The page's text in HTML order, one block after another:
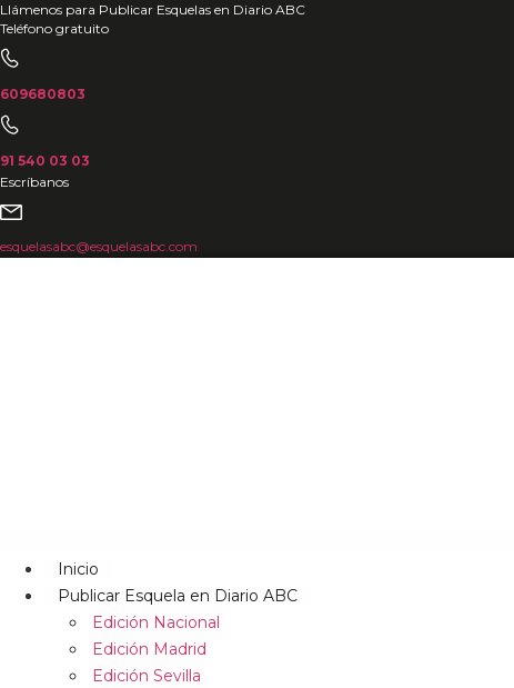
Ir
al
contenido
Llámenos para Publicar Esquelas en Diario ABC
Teléfono gratuito
609680803
91 540 03 03
Escríbanos
esquelasabc@esquelasabc.com
Inicio
Publicar Esquela en Diario ABC
Edición Nacional
Edición Madrid
Edición Sevilla